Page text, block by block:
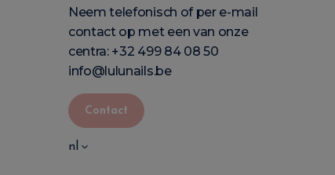
Neem telefonisch of per e-mail
contact op met een van onze
centra: +32 499 84 08 50
info@lulunails.be
Contact
nl